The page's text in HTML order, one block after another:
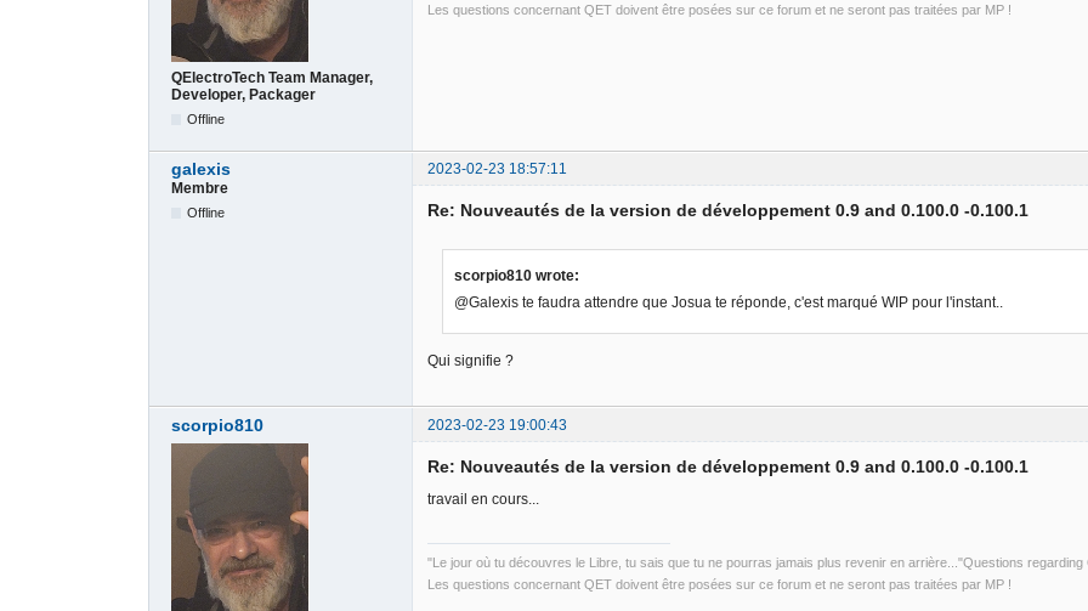
QElectroTech Team Manager,
Developer, Packager
Offline
Les questions concernant QET doivent être posées sur ce forum et ne seront pas traitées par MP !
galexis
2023-02-23 18:57:11
Membre
Offline Re: Nouveautés de la version de développement 0.9 and 0.100.0 -0.100.1
scorpio810 wrote:
@Galexis te faudra attendre que Josua te réponde, c'est marqué WIP pour l'instant..
Qui signifie ?
scorpio810 2023-02-23 19:00:43
Re: Nouveautés de la version de développement 0.9 and 0.100.0 -0.100.1
travail en cours...
"Le jour où tu découvres le Libre, tu sais que tu ne pourras jamais plus revenir en arrière..."Questions
Les questions concernant QET doivent être posées sur ce forum et ne seront pas traitées par MP !